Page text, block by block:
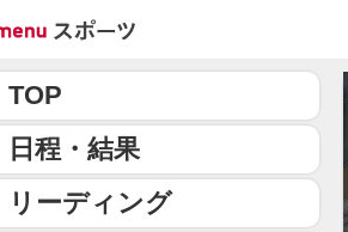
TOP
日程・結果
リーディング